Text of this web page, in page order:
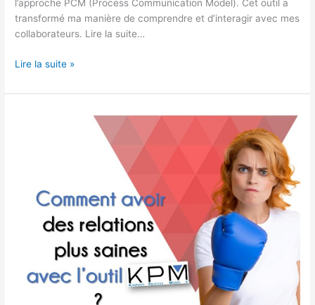
l’approche PCM (Process Communication Model). Cet outil a
transformé ma manière de comprendre et d’interagir avec mes
collaborateurs. Lire la suite…
Lire la suite »
saines
Process
Model